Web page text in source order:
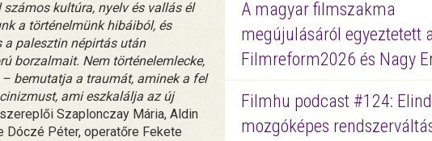
kultúra, nyelv és vallás él
a történelmünk hibáiból, és
a palesztin népirtás után
borzalmait. Nem történelemlecke,
bemutatja a traumát, aminek a fel
ami eszkalálja az új
Szaplonczay Mária, Aldin
Dóczé Péter, operatőre Fekete
A magyar filmszakma
megújulásáról egyeztetett a
Filmreform2026 és Nagy
Filmhu podcast #124:
mozgóképes